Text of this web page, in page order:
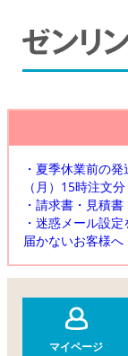
・夏季休業前の
（月）15時注文
・請求書・見積
・迷惑メール設
届かないお客様へ
マイページ